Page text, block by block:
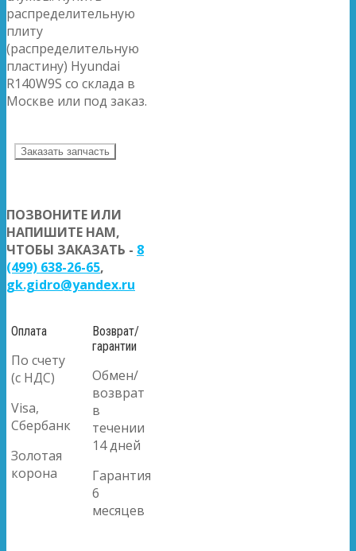
распределительную
плиту
(распределительную
пластину) Hyundai
R140W9S со склада в
Москве или под заказ.
Заказать запчасть
ПОЗВОНИТЕ ИЛИ
НАПИШИТЕ НАМ,
ЧТОБЫ ЗАКАЗАТЬ - 8
(499) 638-26-65,
gk.gidro@yandex.ru
Оплата
По счету
(с НДС)
Visa,
Сбербанк
Золотая
корона
Возврат/
гарантии
Обмен/
возврат
в
течении
14 дней
Гарантия
6
месяцев